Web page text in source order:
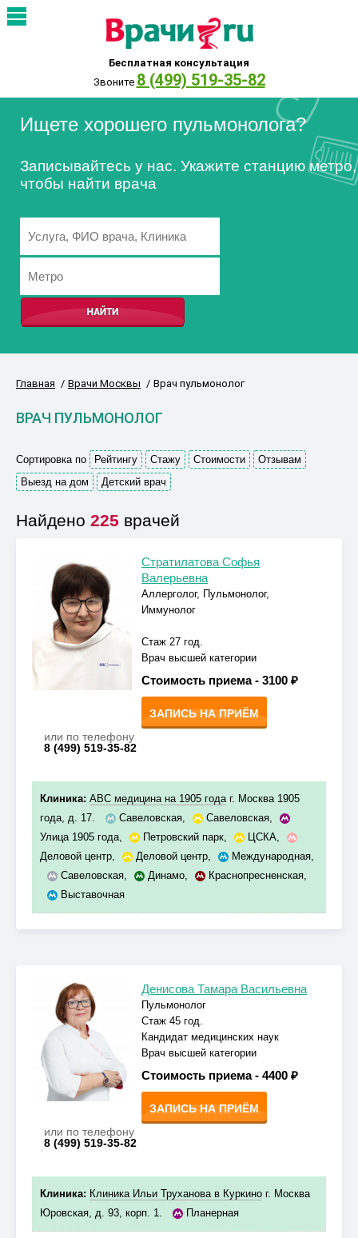
Бесплатная консультация
Звоните 8 (499) 519-35-82
Ищете хорошего пульмонолога?
Записывайтесь у нас. Укажите станцию метро,
чтобы найти врача
Главная Врачи Москвы Врач пульмонолог
ВРАЧ ПУЛЬМОНОЛОГ
Сортировка по Рейтингу Стажу Стоимости
Отзывам
Выезд на дом
Детский врач
Найдено 225 врачей
Стратилатова Софья
Валерьевна
Аллерголог, Пульмонолог,
Иммунолог
Стаж 27 год.
Врач высшей категории
Стоимость приема - 3100 ₽
ЗАПИСЬ НА ПРИЁМ
или по телефону
8 (499) 519-35-82
Клиника: ABC медицина на 1905 годаг. Москва 1905
года, д. 17.
Савеловская, Савеловская,
Улица 1905 года, Петровский парк, ЦСКА,
Деловой центр, Деловой центр, Международная,
Савеловская, Динамо, Краснопресненская,
Выставочная
Денисова Тамара Васильевна
Пульмонолог
Стаж 45 год.
Кандидат медицинских наук
Врач высшей категории
Стоимость приема - 4400 ₽
ЗАПИСЬ НА ПРИЁМ
или по телефону
8 (499) 519-35-82
Клиника: Клиника Ильи Труханова в Куркино г. Москва
Юровская, д. 93, корп. 1.
Планерная